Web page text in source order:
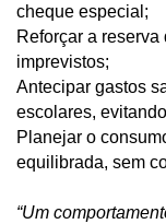
cheque especial;
Reforçar a
imprevistos;
Antecipar gastos
escolares,
Planejar o
equilibrada, sem
“Um